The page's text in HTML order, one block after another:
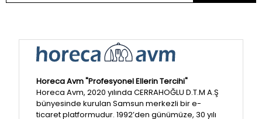
Horeca Avm "Profesyonel Ellerin Tercihi"
Horeca Avm, 2020 yılında CERRAHOĞLU D.T.M A.Ş
bünyesinde kurulan Samsun merkezli bir e-
ticaret platformudur. 1992’den günümüze, 30 yılı